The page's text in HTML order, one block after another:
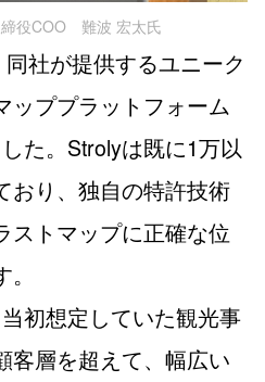
役COO 難波 宏太氏
社が提供するユニーク
ッププラットフォーム
た。Strolyは既に1万以
おり、独自の特許技術
ストマップに正確な位
初想定していた観光事
客層を超えて、幅広い